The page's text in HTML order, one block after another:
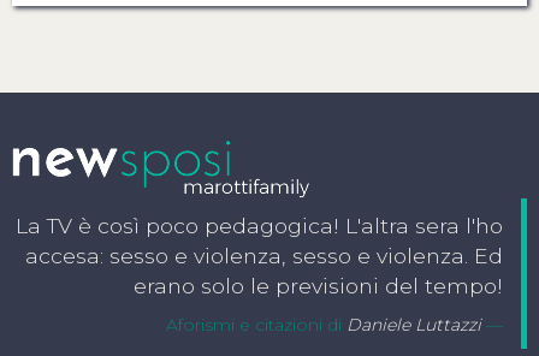
La TV è così poco pedagogica! L'altra sera l'ho
accesa: sesso e violenza, sesso e violenza. Ed
erano solo le previsioni del tempo!
Aforismi e citazioni di Daniele Luttazzi